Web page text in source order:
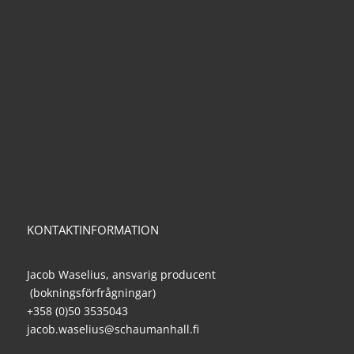
KONTAKTINFORMATION
Jacob Waselius, ansvarig producent
(bokningsförfrågningar)
+358 (0)50 3535043
jacob.waselius@schaumanhall.fi